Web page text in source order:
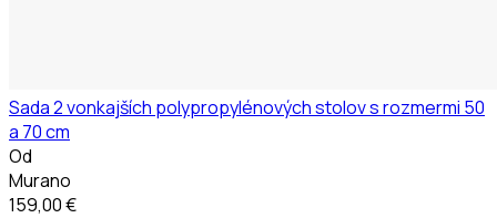
Sada 2 vonkajších polypropylénových stolov s rozmermi 50
a 70 cm
Od
Murano
159,00 €